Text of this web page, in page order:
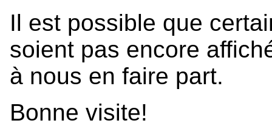
Il est possible que
soient pas encore
à nous en faire part.
Bonne visite!